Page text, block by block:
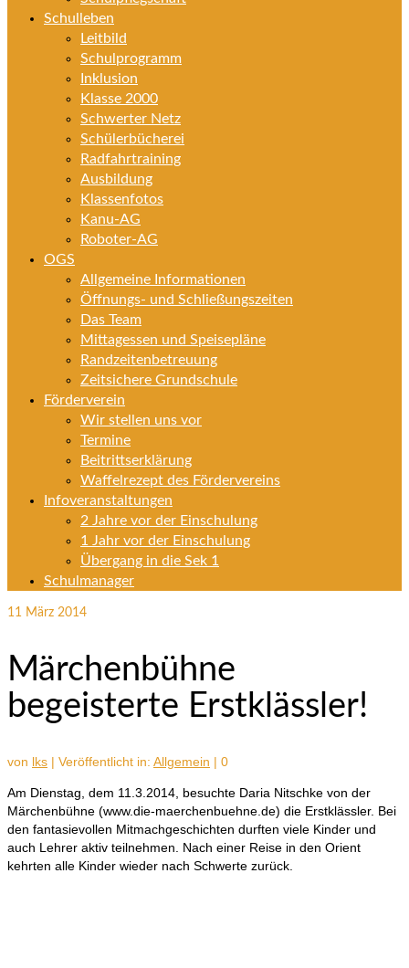
Schulleben
Leitbild
Schulprogramm
Inklusion
Klasse 2000
Schwerter Netz
Schülerbücherei
Radfahrtraining
Ausbildung
Klassenfotos
Kanu-AG
Roboter-AG
OGS
Allgemeine Informationen
Öffnungs- und Schließungszeiten
Das Team
Mittagessen und Speisepläne
Randzeitenbetreuung
Zeitsichere Grundschule
Förderverein
Wir stellen uns vor
Termine
Beitrittserklärung
Waffelrezept des Fördervereins
Infoveranstaltungen
2 Jahre vor der Einschulung
1 Jahr vor der Einschulung
Übergang in die Sek 1
Schulmanager
11 März 2014
Märchenbühne
begeisterte Erstklässler!
von lks | Veröffentlicht in: Allgemein | 0
Am Dienstag, dem 11.3.2014, besuchte Daria Nitschke von der
Märchenbühne (www.die-maerchenbuehne.de) die Erstklässler. Bei
den fantasievollen Mitmachgeschichten durften viele Kinder und
auch Lehrer aktiv teilnehmen. Nach einer Reise in den Orient
kehrten alle Kinder wieder nach Schwerte zurück.